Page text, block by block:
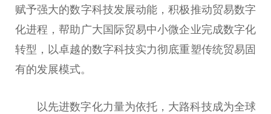
赋予强大的数字科技发展动能，积极推动贸易数字
化进程，帮助广大国际贸易中小微企业完成数字化
转型，以卓越的数字科技实力彻底重塑传统贸易固
有的发展模式。
以先进数字化力量为依托，大路科技成为全球